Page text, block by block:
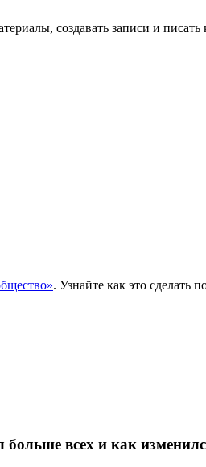
создавать записи и
. Узнайте как это сделать
всех и как